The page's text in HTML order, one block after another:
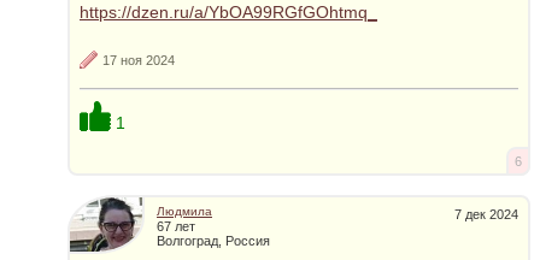
https://dzen.ru/a/YbOA99RGfGOhtmq_
17 ноя 2024
1
6
7 дек 2024
Людмила
67 лет
Волгоград, Россия